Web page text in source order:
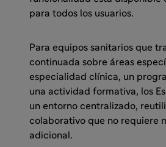
para todos los usuarios.
Para equipos sanitarios que
continuada sobre áreas
especialidad clínica, un
una actividad formativa, los
un entorno centralizado,
colaborativo que no requiere
adicional.